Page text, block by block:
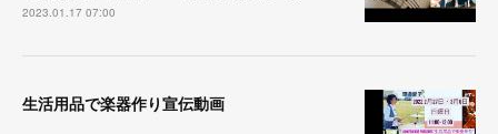
2023.01.17 07:00
生活用品で楽器作り宣伝動画